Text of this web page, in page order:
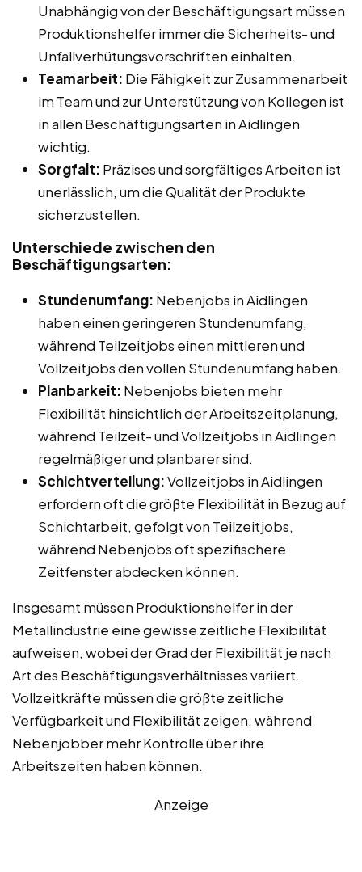
Unabhängig von der Beschäftigungsart müssen
Produktionshelfer immer die Sicherheits- und
Unfallverhütungsvorschriften einhalten.
Teamarbeit: Die Fähigkeit zur Zusammenarbeit
im Team und zur Unterstützung von Kollegen ist
in allen Beschäftigungsarten in Aidlingen
wichtig.
Sorgfalt: Präzises und sorgfältiges Arbeiten ist
unerlässlich, um die Qualität der Produkte
sicherzustellen.
Unterschiede zwischen den
Beschäftigungsarten:
Stundenumfang: Nebenjobs in Aidlingen
haben einen geringeren Stundenumfang,
während Teilzeitjobs einen mittleren und
Vollzeitjobs den vollen Stundenumfang haben.
Planbarkeit: Nebenjobs bieten mehr
Flexibilität hinsichtlich der Arbeitszeitplanung,
während Teilzeit- und Vollzeitjobs in Aidlingen
regelmäßiger und planbarer sind.
Schichtverteilung:Vollzeitjobs in Aidlingen
erfordern oft die größte Flexibilität in Bezug auf
Schichtarbeit, gefolgt von Teilzeitjobs,
während Nebenjobs oft spezifischere
Zeitfenster abdecken können.
Insgesamt müssen Produktionshelfer in der
Metallindustrie eine gewisse zeitliche Flexibilität
aufweisen, wobei der Grad der Flexibilität je nach
Art des Beschäftigungsverhältnisses variiert.
Vollzeitkräfte müssen die größte zeitliche
Verfügbarkeit und Flexibilität zeigen, während
Nebenjobber mehr Kontrolle über ihre
Arbeitszeiten haben können.
Anzeige